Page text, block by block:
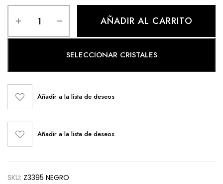
AÑADIR AL CARRITO
SELECCIONAR CRISTALES
Añadir a la lista de deseos
Añadir a la lista de deseos
SKU: Z3395 NEGRO